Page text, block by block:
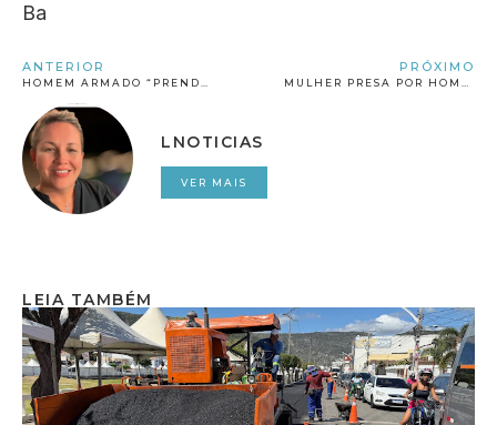
Ba
ANTERIOR PRÓXIMO
LNOTICIAS
VER MAIS
LEIA TAMBÉM